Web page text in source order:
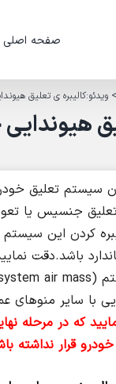
صفحه اصلی
> ویدئو:کالیبره ی تعلیق
سیستم تعلیق
باشد.دقت
با سایر منوهای
که در مرحله
قرار نداشته